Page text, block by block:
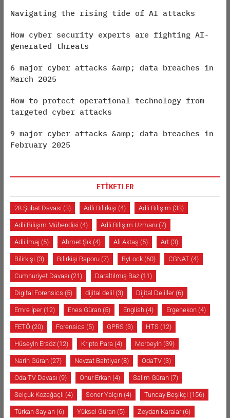
Navigating the rising tide of AI attacks
How cyber security experts are fighting AI-
generated threats
6 major cyber attacks &amp; data breaches in
March 2025
How to protect operational technology from
targeted cyber attacks
9 major cyber attacks &amp; data breaches in
February 2025
ETİKETLER
28 Şubat Davası (3) Adli Bilirkişi (4) Adli Bilişim (33)
Adli Bilişim Mühendisi (4) Adli Bilişim Uzmanı (7)
Adli İmaj (5) Ahmet Şık(4) Ali Aktaş (5) Art(3)
Bilirkişi (3) Bilirkişi Raporu(7) ByLock(60) CGNAT(4)
Cumhuriyet Davası (21) Daraltılmış Baz(11)
Digital Forensics (5) dijital delil (3) Dijital Deliller(6)
Emre İper(12) Enes Güran(5) English(4) Ergenekon(4)
FETÖ (20) Forensics (5) GPRS(3) HTS(12)
Hüseyin Ersöz(12) Kripto Para (4) Morbeyin(39)
Narin Güran(27) Nevzat Bahtiyar(8) OdaTV(3)
Oda TV Davası (9) Onur Erkan(4) Salim Güran(7)
Selçuk Kozağaçlı (4) Soner Yalçın(4) Tuncay Beşikçi (156)
Türkan Saylan(6) Yüksel Güran(5) Zeydan Karalar(6)